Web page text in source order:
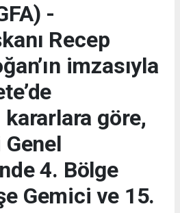
-
Recep
imzasıyla
kararlara göre,
4. Bölge
Gemici ve 15.